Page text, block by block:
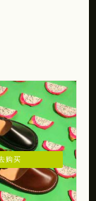
购买